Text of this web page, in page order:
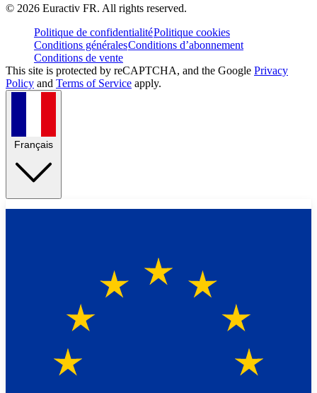
© 2026 Euractiv FR. All rights reserved.
Politique de confidentialitéPolitique cookies
Conditions généralesConditions d’abonnement
Conditions de vente
This site is protected by reCAPTCHA, and the Google Privacy
Policy and Terms of Service apply.
Français